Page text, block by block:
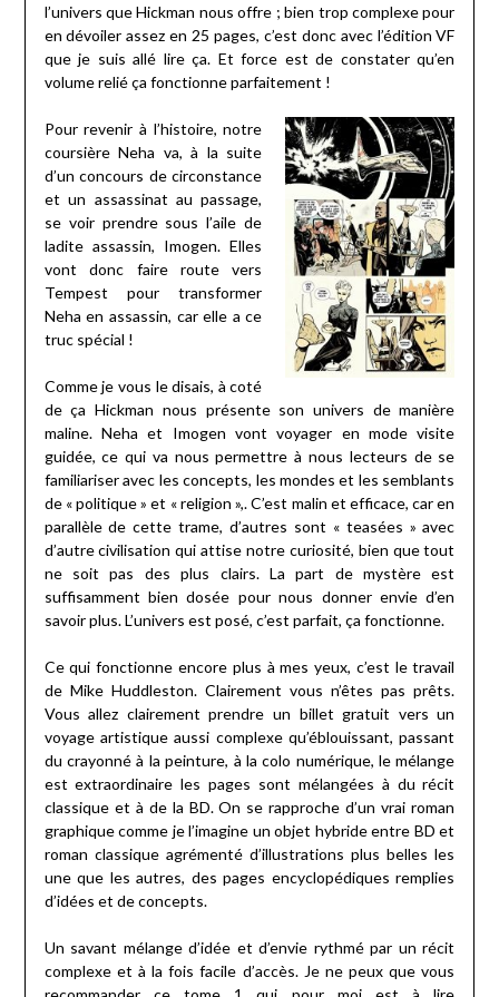
l’univers que Hickman nous offre ; bien trop complexe pour
en dévoiler assez en 25 pages, c’est donc avec l’édition VF
que je suis allé lire ça. Et force est de constater qu’en
volume relié ça fonctionne parfaitement !
Pour revenir à l’histoire, notre
coursière Neha va, à la suite
d’un concours de circonstance
et un assassinat au passage,
se voir prendre sous l’aile de
ladite assassin, Imogen. Elles
vont donc faire route vers
Tempest pour transformer
Neha en assassin, car elle a ce
truc spécial !
Comme je vous le disais, à coté
de ça Hickman nous présente son univers de manière
maline. Neha et Imogen vont voyager en mode visite
guidée, ce qui va nous permettre à nous lecteurs de se
familiariser avec les concepts, les mondes et les semblants
de « politique » et « religion »,. C’est malin et efficace, car en
parallèle de cette trame, d’autres sont « teasées » avec
d’autre civilisation qui attise notre curiosité, bien que tout
ne soit pas des plus clairs. La part de mystère est
suffisamment bien dosée pour nous donner envie d’en
savoir plus. L’univers est posé, c’est parfait, ça fonctionne.
Ce qui fonctionne encore plus à mes yeux, c’est le travail
de Mike Huddleston. Clairement vous n’êtes pas prêts.
Vous allez clairement prendre un billet gratuit vers un
voyage artistique aussi complexe qu’éblouissant, passant
du crayonné à la peinture, à la colo numérique, le mélange
est extraordinaire les pages sont mélangées à du récit
classique et à de la BD. On se rapproche d’un vrai roman
graphique comme je l’imagine un objet hybride entre BD et
roman classique agrémenté d’illustrations plus belles les
une que les autres, des pages encyclopédiques remplies
d’idées et de concepts.
Un savant mélange d’idée et d’envie rythmé par un récit
complexe et à la fois facile d’accès. Je ne peux que vous